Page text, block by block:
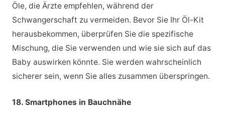
Öle, die Ärzte empfehlen, während der
Schwangerschaft zu vermeiden. Bevor Sie Ihr Öl-Kit
herausbekommen, überprüfen Sie die spezifische
Mischung, die Sie verwenden und wie sie sich auf das
Baby auswirken könnte. Sie werden wahrscheinlich
sicherer sein, wenn Sie alles zusammen überspringen.
18. Smartphones in Bauchnähe